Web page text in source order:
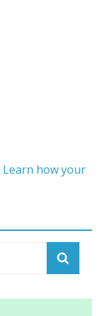
Learn how your